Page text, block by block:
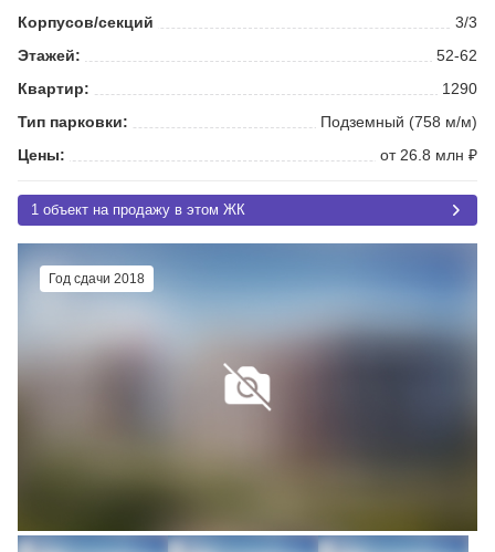
Корпусов/секций
3/3
Этажей:
52-62
Квартир:
1290
Тип парковки:
Подземный (758 м/м)
Цены:
от 26.8 млн ₽
1 объект на продажу в этом ЖК
Год сдачи 2018